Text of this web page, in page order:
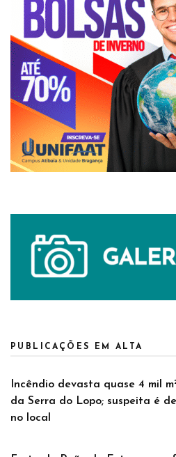
PUBLICAÇÕES EM ALTA
Incêndio devasta quase 4 mil
da Serra do Lopo; suspeita é
no local